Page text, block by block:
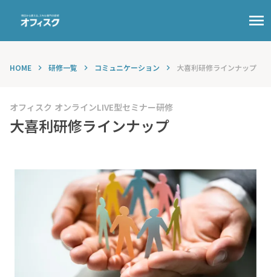
HOME keyboard_arrow_right 研修一覧 keyboard_arrow_right コミュニケーション keyboard_arrow_right 大喜利研修ラインナップ
オフィスク オンラインLIVE型セミナー研修
大喜利研修ラインナップ
menu